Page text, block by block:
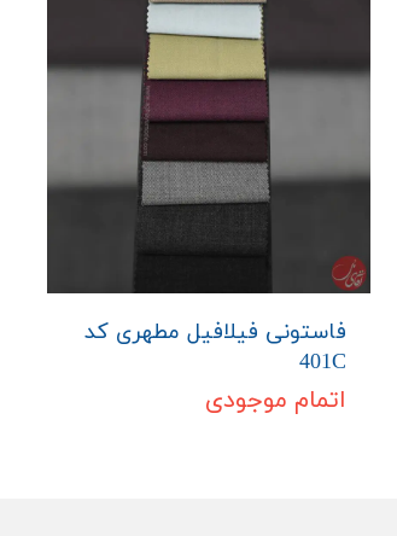
فاستونی فیلافیل مطهری کد
401C
اتمام موجودی